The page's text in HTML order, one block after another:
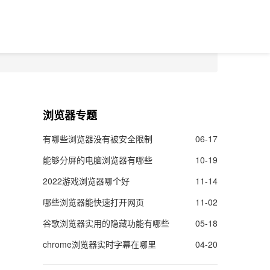
浏览器专题
有哪些浏览器没有被安全限制
06-17
能够分屏的电脑浏览器有哪些
10-19
2022游戏浏览器哪个好
11-14
哪些浏览器能快速打开网页
11-02
谷歌浏览器实用的隐藏功能有哪些
05-18
chrome浏览器实时字幕在哪里
04-20